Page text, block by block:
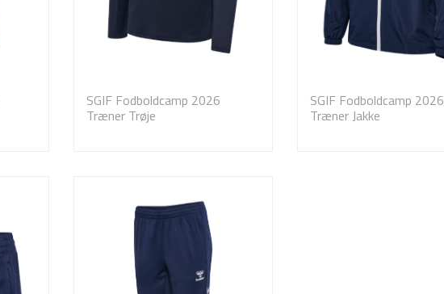
SGIF Fodboldcamp 2026
Træner Trøje
SGIF Fodboldcamp 2026
Træner Jakke